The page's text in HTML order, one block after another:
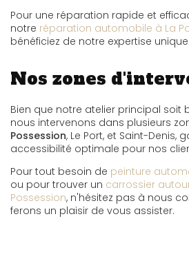
Pour une réparation rapide et
notre réparation automobile à La
bénéficiez de notre expertise unique.
Nos zones
Bien que notre atelier principal soit
nous intervenons dans plusieurs
Possession, Le Port, et Saint-Denis,
accessibilité optimale pour nos
Pour tout besoin de peinture
ou pour trouver un carrossier
Possession, n'hésitez pas à nous
ferons un plaisir de vous assister.